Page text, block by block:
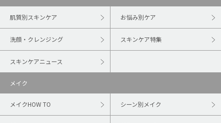
肌質別スキンケア お悩み別ケア
洗顔・クレンジング スキンケア特集
スキンケアニュース
メイク
メイクHOW TO シーン別メイク